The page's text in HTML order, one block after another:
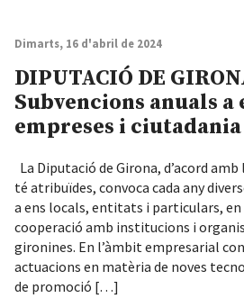
Dimarts, 16 d'abril de 2024
DIPUTACIÓ DE
Subvencions anuals
empreses i ciutadania
La Diputació de Girona, d’acord
té atribuïdes, convoca cada any
a ens locals, entitats i particulars, en
cooperació amb institucions i
gironines. En l’àmbit empresarial
actuacions en matèria de noves
de promoció […]